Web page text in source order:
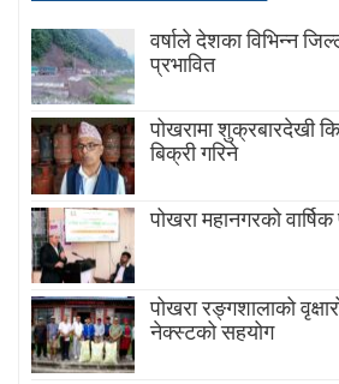
वर्षाले देशका विभिन्न
प्रभावित
पोखरामा शुक्रबारदेखी
बिक्री गरिने
पोखरा महानगरको
पोखरा रङ्गशालाको
नेक्स्टको सहयोग